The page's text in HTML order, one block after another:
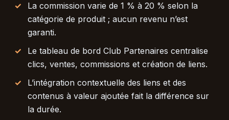
La commission varie de 1 % à 20 % selon la
catégorie de produit ; aucun revenu n’est
garanti.
Le tableau de bord Club Partenaires centralise
clics, ventes, commissions et création de liens.
L’intégration contextuelle des liens et des
contenus à valeur ajoutée fait la différence sur
la durée.